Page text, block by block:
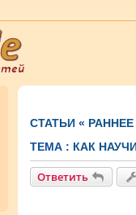
СТАТЬИ «
ТЕМА : КАК
Ответить